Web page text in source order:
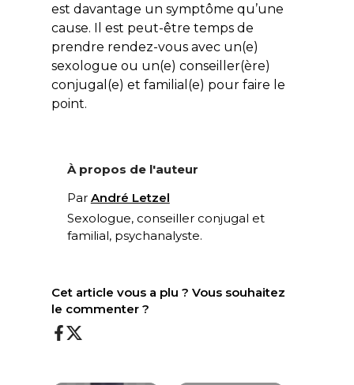
est davantage un symptôme qu’une
cause. Il est peut-être temps de
prendre rendez-vous avec un(e)
sexologue ou un(e) conseiller(ère)
conjugal(e) et familial(e) pour faire le
point.
À propos de l'auteur
Par André Letzel
Sexologue, conseiller conjugal et
familial, psychanalyste.
Cet article vous a plu ? Vous souhaitez
le commenter ?